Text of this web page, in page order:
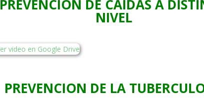
PREVENCION DE CAIDAS A
NIVEL
PREVENCION DE LA